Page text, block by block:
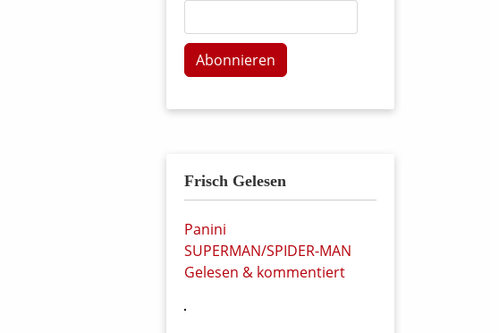
Abonnieren
Frisch Gelesen
Panini
SUPERMAN/SPIDER-MAN
Gelesen & kommentiert